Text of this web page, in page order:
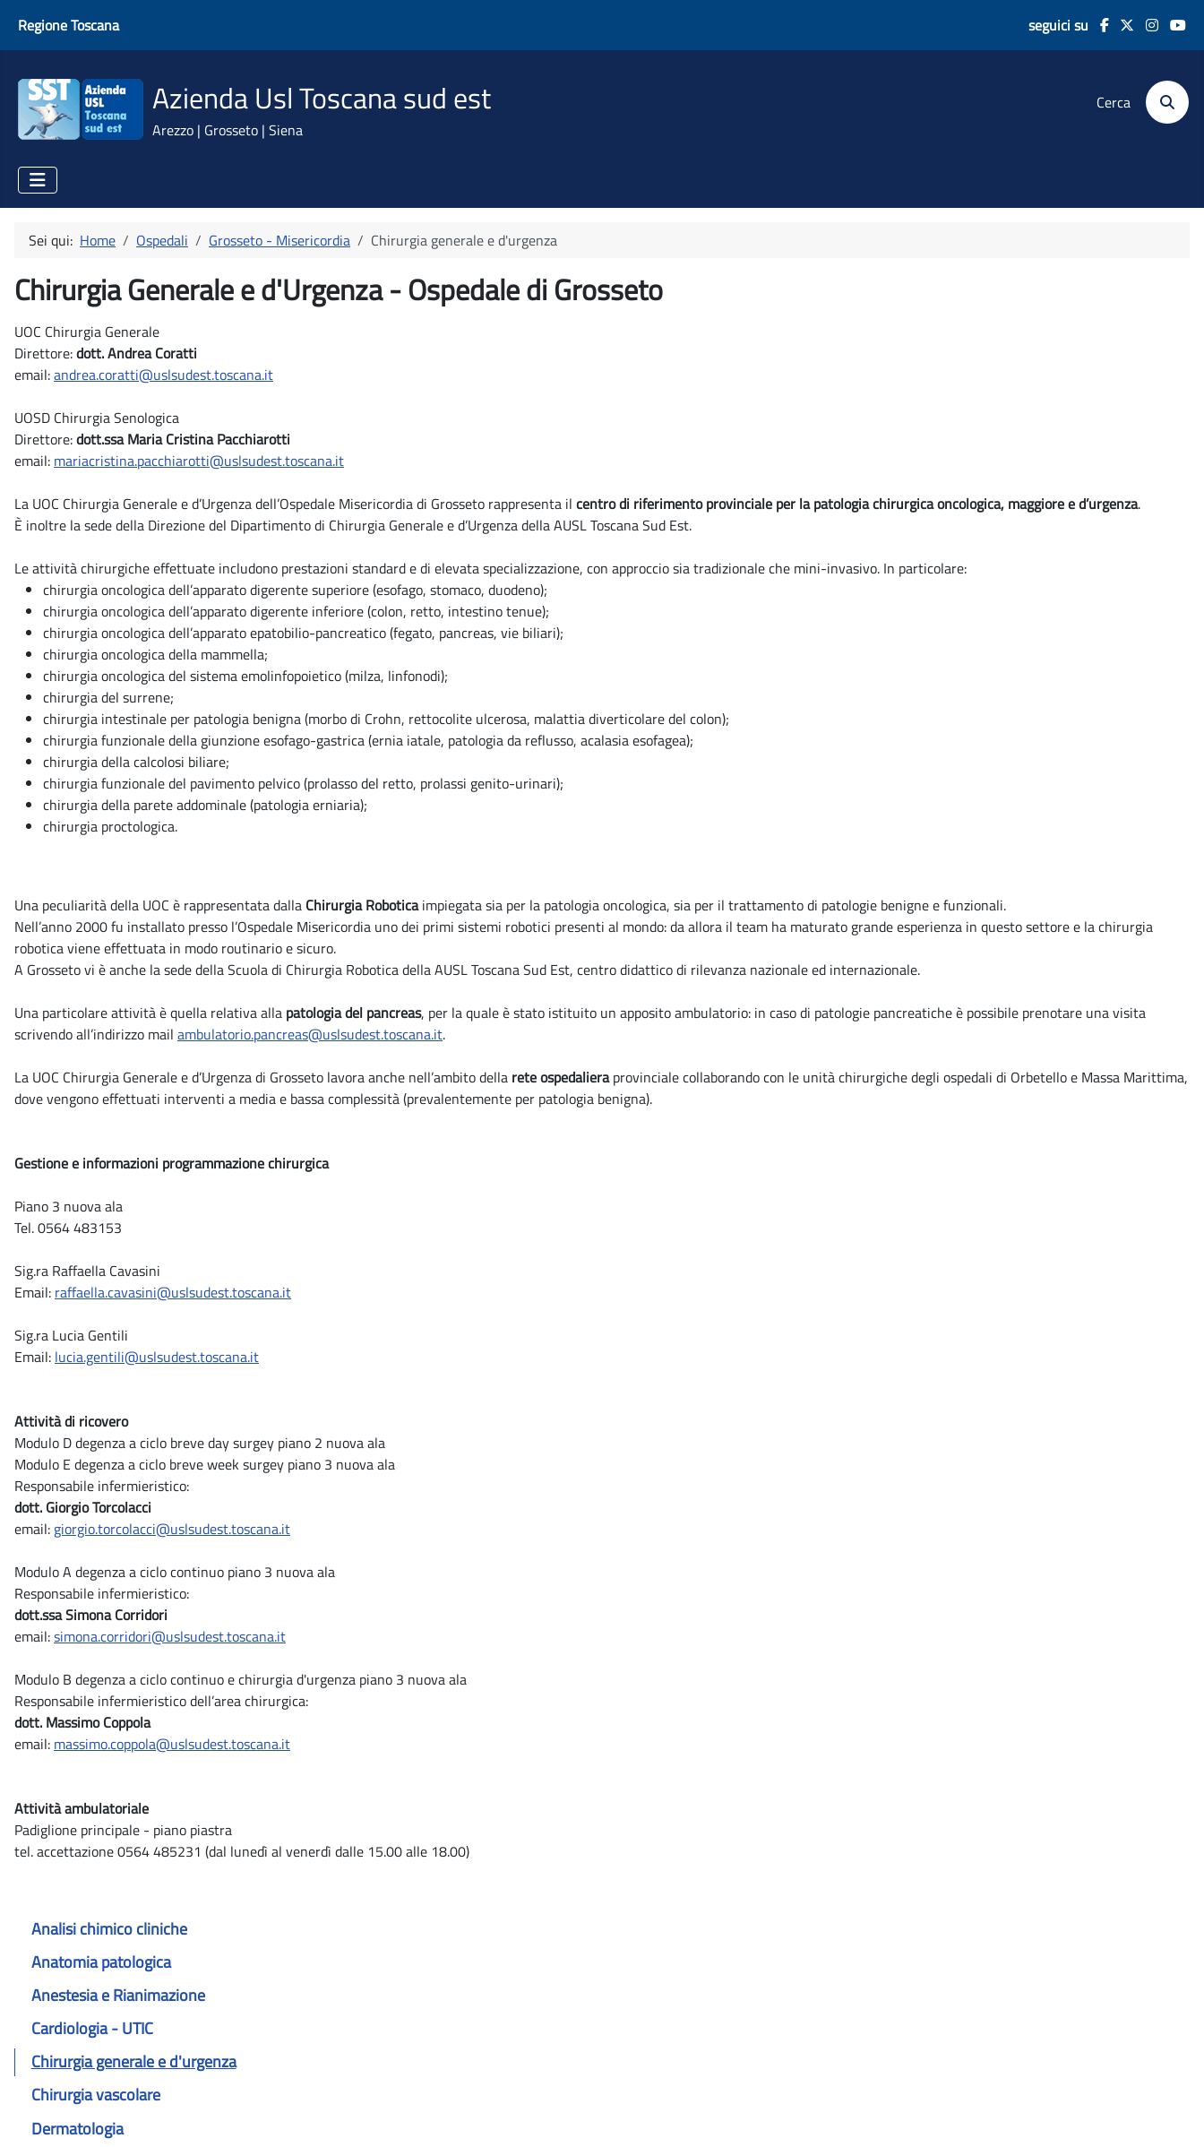
Regione Toscana seguici su
Azienda Usl Toscana sud est
Arezzo | Grosseto | Siena
Cerca
Analisi chimico cliniche
Anatomia patologica
Anestesia e Rianimazione
Cardiologia - UTIC
Chirurgia generale e d'urgenza
Chirurgia vascolare
Dermatologia
Sei qui: Home Ospedali Grosseto - Misericordia Chirurgia generale e d'urgenza
Chirurgia Generale e d'Urgenza - Ospedale di Grosseto
UOC Chirurgia Generale
Direttore:dott. Andrea Coratti
email:andrea.coratti@uslsudest.toscana.it
UOSD Chirurgia Senologica
Direttore:dott.ssa Maria Cristina Pacchiarotti
email: mariacristina.pacchiarotti@uslsudest.toscana.it
La UOC Chirurgia Generale e d’Urgenza dell’Ospedale Misericordia di Grosseto rappresenta il centro di riferimento provinciale per la patologia chirurgica oncologica, maggiore e d’urgenza.
È inoltre la sede della Direzione del Dipartimento di Chirurgia Generale e d’Urgenza della AUSL Toscana Sud Est.
Le attività chirurgiche effettuate includono prestazioni standard e di elevata specializzazione, con approccio sia tradizionale che mini-invasivo. In particolare:
chirurgia oncologica dell’apparato digerente superiore (esofago, stomaco, duodeno);
chirurgia oncologica dell’apparato digerente inferiore (colon, retto, intestino tenue);
chirurgia oncologica dell’apparato epatobilio-pancreatico (fegato, pancreas, vie biliari);
chirurgia oncologica della mammella;
chirurgia oncologica del sistema emolinfopoietico (milza, linfonodi);
chirurgia del surrene;
chirurgia intestinale per patologia benigna (morbo di Crohn, rettocolite ulcerosa, malattia diverticolare del colon);
chirurgia funzionale della giunzione esofago-gastrica (ernia iatale, patologia da reflusso, acalasia esofagea);
chirurgia della calcolosi biliare;
chirurgia funzionale del pavimento pelvico (prolasso del retto, prolassi genito-urinari);
chirurgia della parete addominale (patologia erniaria);
chirurgia proctologica.
Una peculiarità della UOC è rappresentata dalla Chirurgia Roboticaimpiegata sia per la patologia oncologica, sia per il trattamento di patologie benigne e funzionali.
Nell’anno 2000 fu installato presso l’Ospedale Misericordia uno dei primi sistemi robotici presenti al mondo: da allora il team ha maturato grande esperienza in questo settore e la chirurgia
robotica viene effettuata in modo routinario e sicuro.
A Grosseto vi è anche la sede della Scuola di Chirurgia Robotica della AUSL Toscana Sud Est, centro didattico di rilevanza nazionale ed internazionale.
Una particolare attività è quella relativa alla patologia del pancreas, per la quale è stato istituito un apposito ambulatorio: in caso di patologie pancreatiche è possibile prenotare una visita
scrivendo all’indirizzo mail ambulatorio.pancreas@uslsudest.toscana.it.
La UOC Chirurgia Generale e d’Urgenza di Grosseto lavora anche nell’ambito della rete ospedalieraprovinciale collaborando con le unità chirurgiche degli ospedali di Orbetello e Massa Marittima,
dove vengono effettuati interventi a media e bassa complessità (prevalentemente per patologia benigna).
Gestione e informazioni programmazione chirurgica
Piano 3 nuova ala
Tel. 0564 483153‬
Sig.ra Raffaella Cavasini
Email: raffaella.cavasini@uslsudest.toscana.it
Sig.ra Lucia Gentili
Email: lucia.gentili@uslsudest.toscana.it
Attività di ricovero
Modulo D degenza a ciclo breve day surgey piano 2 nuova ala
Modulo E degenza a ciclo breve week surgey piano 3 nuova ala
Responsabile infermieristico:
dott. Giorgio Torcolacci
email: giorgio.torcolacci@uslsudest.toscana.it
Modulo A degenza a ciclo continuo piano 3 nuova ala
Responsabile infermieristico:
dott.ssa Simona Corridori
email:simona.corridori@uslsudest.toscana.it
Modulo B degenza a ciclo continuo e chirurgia d'urgenza piano 3 nuova ala
Responsabile infermieristico dell’area chirurgica:
dott. Massimo Coppola
email: massimo.coppola@uslsudest.toscana.it
Attività ambulatoriale
Padiglione principale - piano piastra
tel. accettazione 0564 485231 (dal lunedì al venerdì dalle 15.00 alle 18.00)